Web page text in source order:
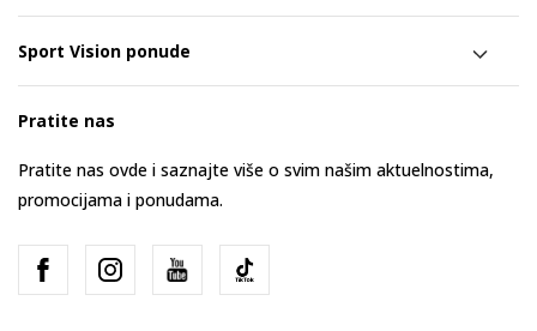
Sport Vision ponude
Pratite nas
Pratite nas ovde i saznajte više o svim našim aktuelnostima,
promocijama i ponudama.